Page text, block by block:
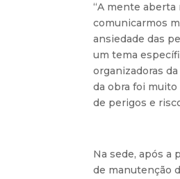
“A mente aberta
comunicarmos
ansiedade das
um tema
organizadoras
da obra foi
de perigos e
Na sede, após a
de manutenção